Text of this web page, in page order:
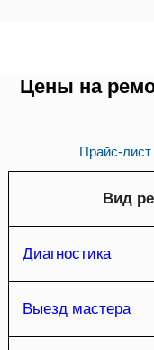
Цены на
Прайс-
Вид
Диагностика
Выезд мастера